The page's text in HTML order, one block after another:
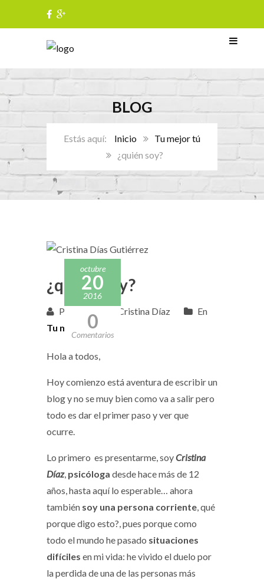
BLOG
Inicio
Tu mejor tú
¿quién soy?
octubre
20
2016
0
Comentarios
¿quién soy?
Publicado por Cristina Díaz
En
Tu mejor tú
Hola a todos,
Hoy comienzo está aventura de escribir un
blog y no se muy bien como va a salir pero
todo es dar el primer paso y ver que
ocurre.
Lo primero es presentarme, soyCristina
Díaz, psicóloga desde hace más de 12
años, hasta aquí lo esperable… ahora
también soy una persona corriente , qué
porque digo esto?, pues porque como
todo el mundo he pasado situaciones
difíciles en mi vida: he vivido el duelo por
la perdida de una de las personas más